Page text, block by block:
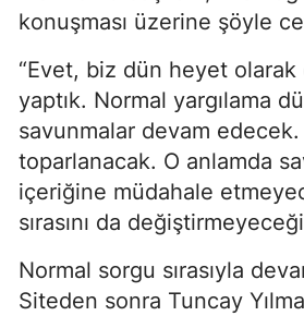
konuşması üzerine şöyle
“Evet, biz dün heyet
yaptık. Normal yargılama
savunmalar devam
toparlanacak. O anlamda
içeriğine müdahale
sırasını da
Normal sorgu sırasıyla
Siteden sonra Tuncay